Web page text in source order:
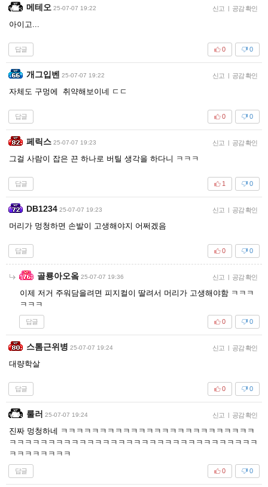
메테오 25-07-07 19:22 신고 | 공감 확인
아이고...
답글 0
0
개그입벤 25-07-07 19:22 신고 | 공감 확인
자체도 구멍에 취약해보이네 ㄷㄷ
답글 0
0
페릭스 25-07-07 19:23 신고 | 공감 확인
그걸 사람이 잡은 끈 하나로 버틸 생각을 하다니 ㅋㅋㅋ
답글 0
1
DB1234 25-07-07 19:23 신고 | 공감 확인
머리가 멍청하면 손발이 고생해야지 어쩌겠음
답글 0
0
골룡아오옼 25-07-07 19:36 신고 | 공감 확인
이제 저거 주워담을려면 피지컬이 딸려서 머리가 고생해야함 ㅋㅋㅋ
ㅋㅋㅋ
답글 0
0
스톰근위병 25-07-07 19:24 신고 | 공감 확인
대량학살
답글 0
0
룰러 25-07-07 19:24 신고 | 공감 확인
진짜 멍청하네 ㅋㅋㅋㅋㅋㅋㅋㅋㅋㅋㅋㅋㅋㅋㅋㅋㅋㅋㅋㅋㅋㅋㅋㅋㅋ
ㅋㅋㅋㅋㅋㅋㅋㅋㅋㅋㅋㅋㅋㅋㅋㅋㅋㅋㅋㅋㅋㅋㅋㅋㅋㅋㅋㅋㅋㅋㅋㅋ
ㅋㅋㅋㅋㅋㅋㅋㅋ
답글 0
0